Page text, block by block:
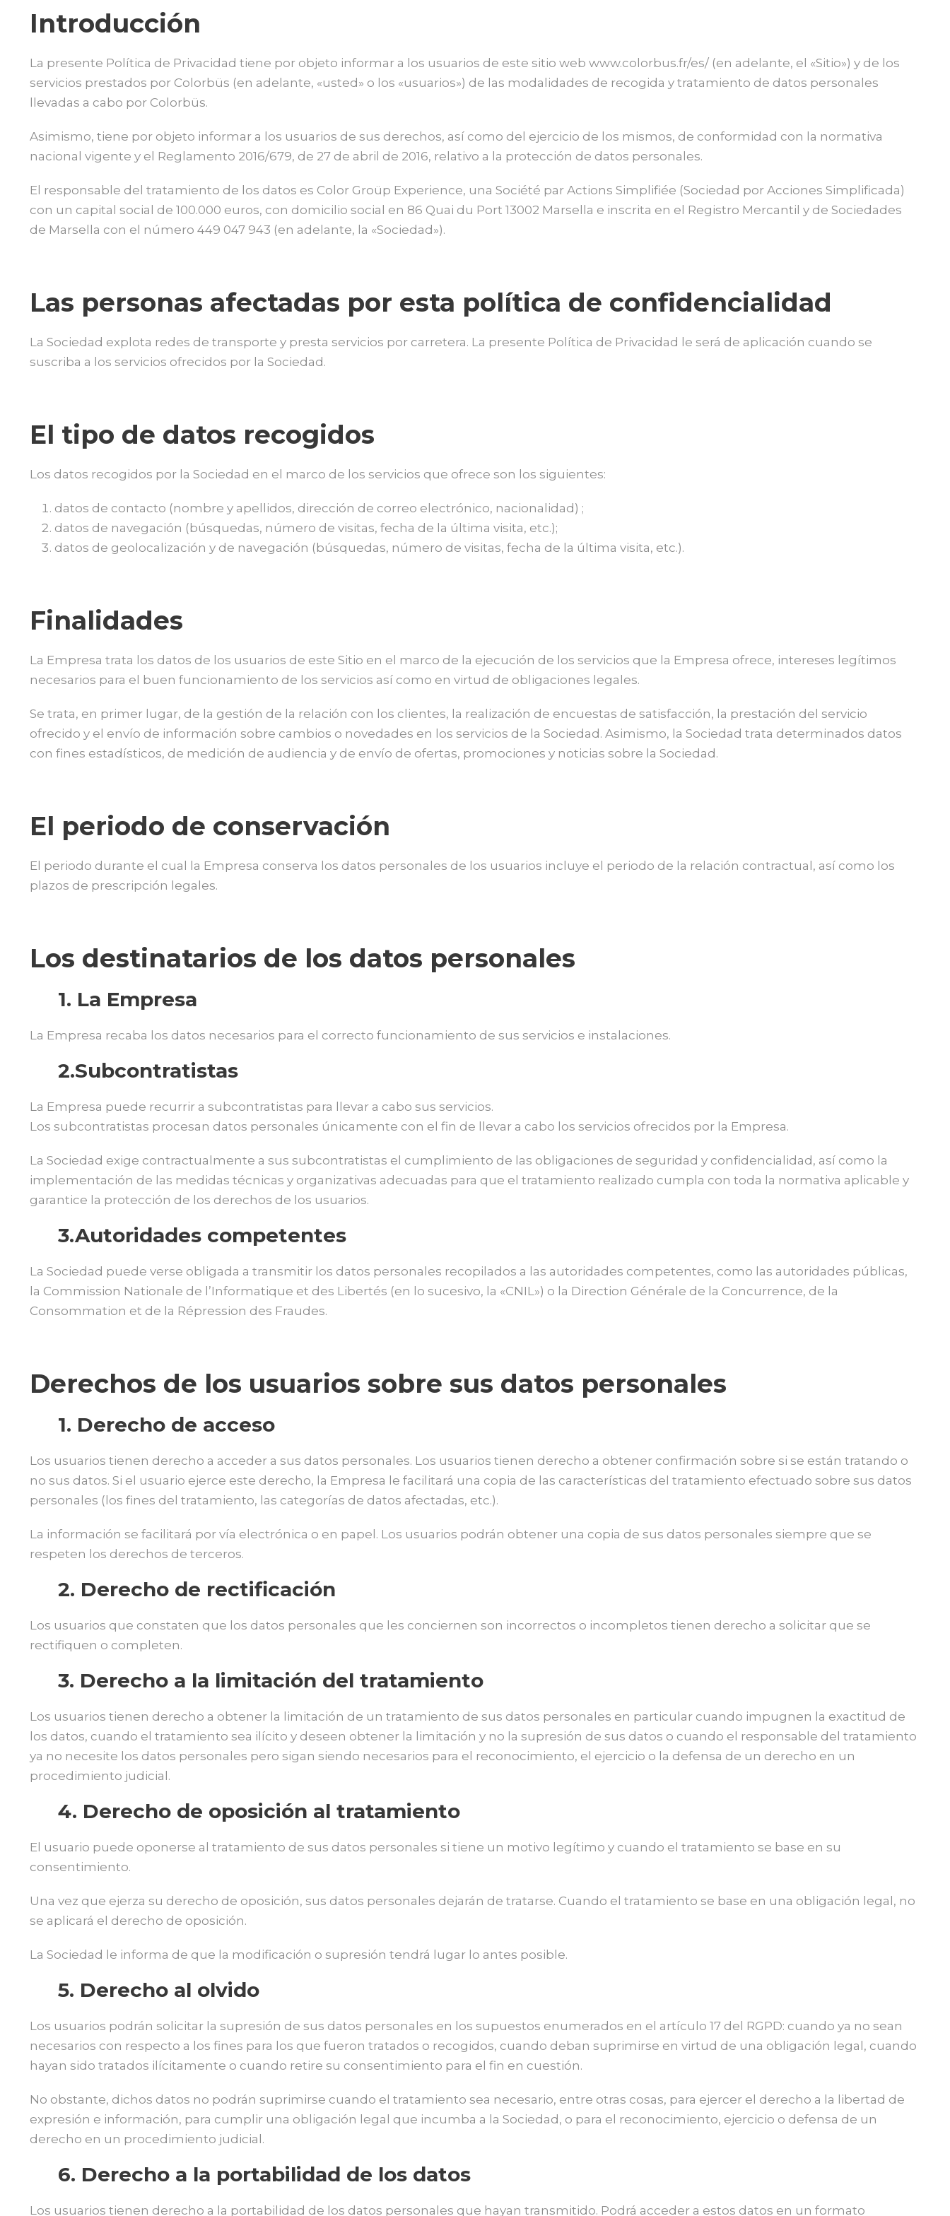
Introducción
La presente Política de Privacidad tiene por objeto informar a los usuarios de este sitio web www.colorbus.fr/es/ (en adelante, el «Sitio») y de los
servicios prestados por Colorbüs (en adelante, «usted» o los «usuarios») de las modalidades de recogida y tratamiento de datos personales
llevadas a cabo por Colorbüs.
Asimismo, tiene por objeto informar a los usuarios de sus derechos, así como del ejercicio de los mismos, de conformidad con la normativa
nacional vigente y el Reglamento 2016/679, de 27 de abril de 2016, relativo a la protección de datos personales.
El responsable del tratamiento de los datos es Color Groüp Experience, una Société par Actions Simplifiée (Sociedad por Acciones Simplificada)
con un capital social de 100.000 euros, con domicilio social en 86 Quai du Port 13002 Marsella e inscrita en el Registro Mercantil y de Sociedades
de Marsella con el número 449 047 943 (en adelante, la «Sociedad»).
Las personas afectadas por esta política de confidencialidad
La Sociedad explota redes de transporte y presta servicios por carretera. La presente Política de Privacidad le será de aplicación cuando se
suscriba a los servicios ofrecidos por la Sociedad.
El tipo de datos recogidos
Los datos recogidos por la Sociedad en el marco de los servicios que ofrece son los siguientes:
datos de contacto (nombre y apellidos, dirección de correo electrónico, nacionalidad) ;
datos de navegación (búsquedas, número de visitas, fecha de la última visita, etc.);
datos de geolocalización y de navegación (búsquedas, número de visitas, fecha de la última visita, etc.).
Finalidades
La Empresa trata los datos de los usuarios de este Sitio en el marco de la ejecución de los servicios que la Empresa ofrece, intereses legítimos
necesarios para el buen funcionamiento de los servicios así como en virtud de obligaciones legales.
Se trata, en primer lugar, de la gestión de la relación con los clientes, la realización de encuestas de satisfacción, la prestación del servicio
ofrecido y el envío de información sobre cambios o novedades en los servicios de la Sociedad. Asimismo, la Sociedad trata determinados datos
con fines estadísticos, de medición de audiencia y de envío de ofertas, promociones y noticias sobre la Sociedad.
El periodo de conservación
El periodo durante el cual la Empresa conserva los datos personales de los usuarios incluye el periodo de la relación contractual, así como los
plazos de prescripción legales.
Los destinatarios de los datos personales
1. La Empresa
La Empresa recaba los datos necesarios para el correcto funcionamiento de sus servicios e instalaciones.
2.Subcontratistas
La Empresa puede recurrir a subcontratistas para llevar a cabo sus servicios.
Los subcontratistas procesan datos personales únicamente con el fin de llevar a cabo los servicios ofrecidos por la Empresa.
La Sociedad exige contractualmente a sus subcontratistas el cumplimiento de las obligaciones de seguridad y confidencialidad, así como la
implementación de las medidas técnicas y organizativas adecuadas para que el tratamiento realizado cumpla con toda la normativa aplicable y
garantice la protección de los derechos de los usuarios.
3.Autoridades competentes
La Sociedad puede verse obligada a transmitir los datos personales recopilados a las autoridades competentes, como las autoridades públicas,
la Commission Nationale de l’Informatique et des Libertés (en lo sucesivo, la «CNIL») o la Direction Générale de la Concurrence, de la
Consommation et de la Répression des Fraudes.
Derechos de los usuarios sobre sus datos personales
1. Derecho de acceso
Los usuarios tienen derecho a acceder a sus datos personales. Los usuarios tienen derecho a obtener confirmación sobre si se están tratando o
no sus datos. Si el usuario ejerce este derecho, la Empresa le facilitará una copia de las características del tratamiento efectuado sobre sus datos
personales (los fines del tratamiento, las categorías de datos afectadas, etc.).
La información se facilitará por vía electrónica o en papel. Los usuarios podrán obtener una copia de sus datos personales siempre que se
respeten los derechos de terceros.
2. Derecho de rectificación
Los usuarios que constaten que los datos personales que les conciernen son incorrectos o incompletos tienen derecho a solicitar que se
rectifiquen o completen.
3. Derecho a la limitación del tratamiento
Los usuarios tienen derecho a obtener la limitación de un tratamiento de sus datos personales en particular cuando impugnen la exactitud de
los datos, cuando el tratamiento sea ilícito y deseen obtener la limitación y no la supresión de sus datos o cuando el responsable del tratamiento
ya no necesite los datos personales pero sigan siendo necesarios para el reconocimiento, el ejercicio o la defensa de un derecho en un
procedimiento judicial.
4. Derecho de oposición al tratamiento
El usuario puede oponerse al tratamiento de sus datos personales si tiene un motivo legítimo y cuando el tratamiento se base en su
consentimiento.
Una vez que ejerza su derecho de oposición, sus datos personales dejarán de tratarse. Cuando el tratamiento se base en una obligación legal, no
se aplicará el derecho de oposición.
La Sociedad le informa de que la modificación o supresión tendrá lugar lo antes posible.
5. Derecho al olvido
Los usuarios podrán solicitar la supresión de sus datos personales en los supuestos enumerados en el artículo 17 del RGPD: cuando ya no sean
necesarios con respecto a los fines para los que fueron tratados o recogidos, cuando deban suprimirse en virtud de una obligación legal, cuando
hayan sido tratados ilícitamente o cuando retire su consentimiento para el fin en cuestión.
No obstante, dichos datos no podrán suprimirse cuando el tratamiento sea necesario, entre otras cosas, para ejercer el derecho a la libertad de
expresión e información, para cumplir una obligación legal que incumba a la Sociedad, o para el reconocimiento, ejercicio o defensa de un
derecho en un procedimiento judicial.
6. Derecho a la portabilidad de los datos
Los usuarios tienen derecho a la portabilidad de los datos personales que hayan transmitido. Podrá acceder a estos datos en un formato